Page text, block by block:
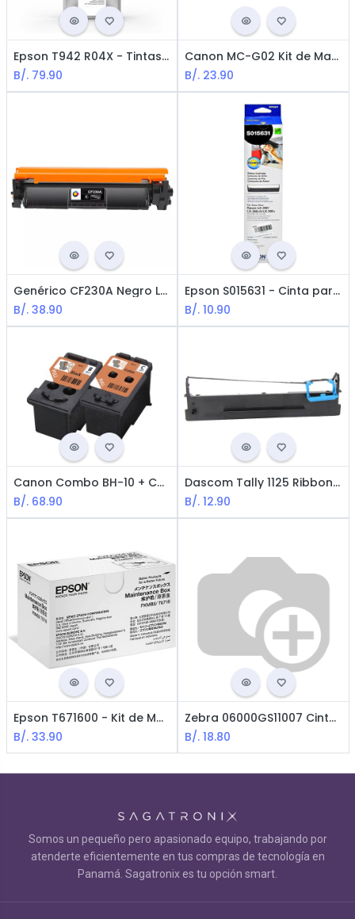
Epson T942 R04X - Tintas para WorkForce WF-C5210 / C5290 / C5710 / C5790 / Negro
B/. 79.90
Canon MC-G02 Kit de Mantenimiento para Pixma Serie G2160 / G3160
B/. 23.90
Genérico CF230A Negro LaserJet Cartucho de Tóner
B/. 38.90
Epson S015631 - Cinta para Impresora Epson LX-350
B/. 10.90
Canon Combo BH-10 + CH-10 Cabezas de Impresiones para Serie G - Negra y Color
B/. 68.90
Dascom Tally 1125 Ribbon for Dascom Tally 1125 - Black
B/. 12.90
Epson T671600 - Kit de Mantenimiento para Impresora WF-C5790
B/. 33.90
Zebra 06000GS11007 Cinta Ribbon para Impresora de Etiquetas / Cera 4.33"x244´. 0.5" Centro
B/. 18.80
Somos un pequeño pero apasionado equipo, trabajando por
atenderte eficientemente en tus compras de tecnología en
Panamá. Sagatronix es tu opción smart.